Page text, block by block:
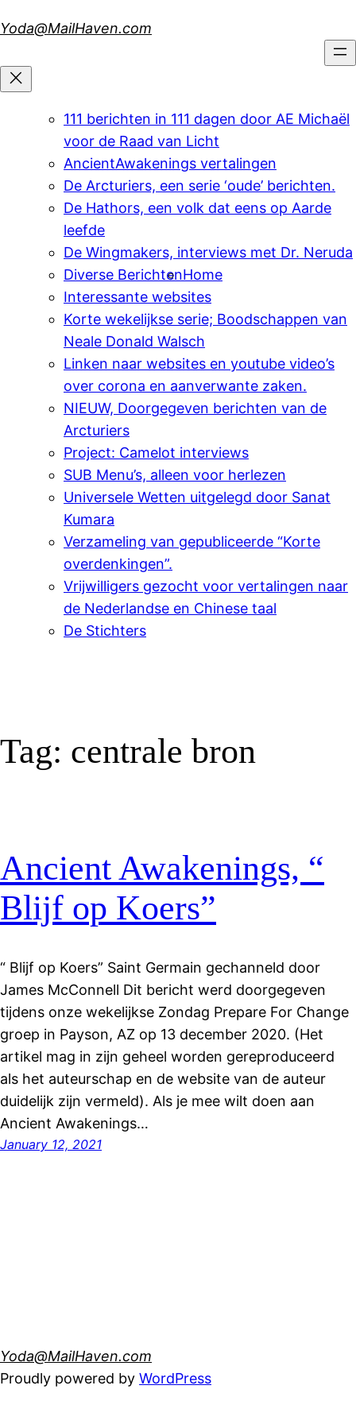
to
Yoda@MailHaven.com
111 berichten in 111 dagen door AE Michaël
voor de Raad van Licht
AncientAwakenings vertalingen
De Arcturiers, een serie ‘oude’ berichten.
De Hathors, een volk dat eens op Aarde
leefde
De Wingmakers, interviews met Dr. Neruda
Diverse BerichtenHome
Interessante websites
Korte wekelijkse serie; Boodschappen van
Neale Donald Walsch
Linken naar websites en youtube video’s
over corona en aanverwante zaken.
NIEUW, Doorgegeven berichten van de
Arcturiers
Project: Camelot interviews
SUB Menu’s, alleen voor herlezen
Universele Wetten uitgelegd door Sanat
Kumara
Verzameling van gepubliceerde “Korte
overdenkingen”.
Vrijwilligers gezocht voor vertalingen naar
de Nederlandse en Chinese taal
De Stichters
Tag: centrale bron
Ancient Awakenings, “
Blijf op Koers”
“ Blijf op Koers” Saint Germain gechanneld door
James McConnell Dit bericht werd doorgegeven
tijdens onze wekelijkse Zondag Prepare For Change
groep in Payson, AZ op 13 december 2020. (Het
artikel mag in zijn geheel worden gereproduceerd
als het auteurschap en de website van de auteur
duidelijk zijn vermeld). Als je mee wilt doen aan
Ancient Awakenings…
January 12, 2021
Yoda@MailHaven.com
Proudly powered by WordPress